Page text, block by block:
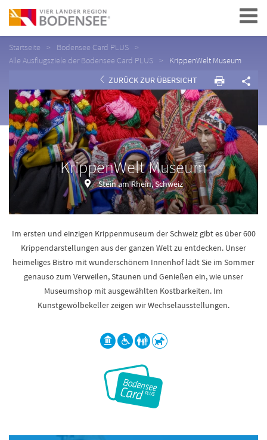
Navigation
Startseite
Bodensee Card PLUS
Alle Ausflugsziele der Bodensee Card PLUS
KrippenWelt Museum
ZURÜCK ZUR ÜBERSICHT
KrippenWelt Museum
Stein am Rhein, Schweiz
Im ersten und einzigen Krippenmuseum der Schweiz gibt es über 600
Krippendarstellungen aus der ganzen Welt zu entdecken. Unser
heimeliges Bistro mit wunderschönem Innenhof lädt Sie im Sommer
genauso zum Verweilen, Staunen und Genießen ein, wie unser
Museumshop mit ausgewählten Kostbarkeiten. Im
Kunstgewölbekeller zeigen wir Wechselausstellungen.